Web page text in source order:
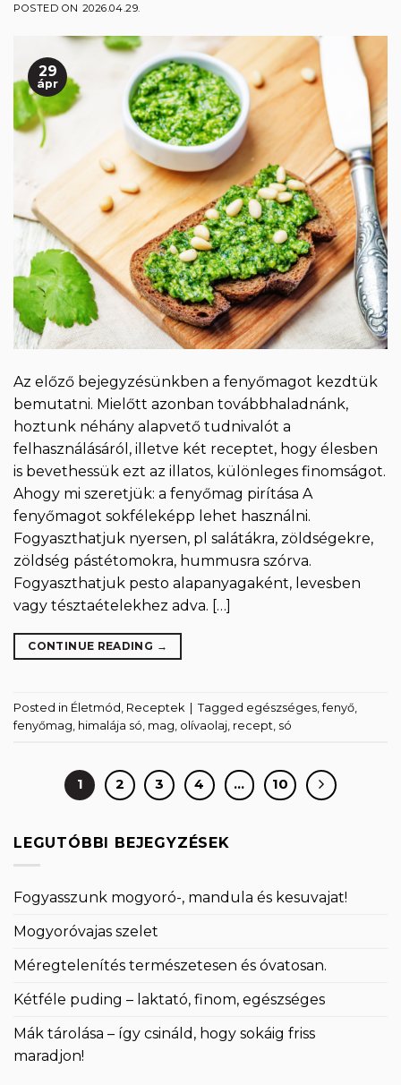
POSTED ON 2026.04.29.
29
ápr
Az előző bejegyzésünkben a fenyőmagot kezdtük
bemutatni. Mielőtt azonban továbbhaladnánk,
hoztunk néhány alapvető tudnivalót a
felhasználásáról, illetve két receptet, hogy élesben
is bevethessük ezt az illatos, különleges finomságot.
Ahogy mi szeretjük: a fenyőmag pirítása A
fenyőmagot sokféleképp lehet használni.
Fogyaszthatjuk nyersen, pl salátákra, zöldségekre,
zöldség pástétomokra, hummusra szórva.
Fogyaszthatjuk pesto alapanyagaként, levesben
vagy tésztaételekhez adva. […]
CONTINUE READING →
Posted in Életmód Receptek | Tagged egészséges ,fenyő
fenyőmag himalája só mag olívaolaj recept só
1 2 3 4 … 10
LEGUTÓBBI BEJEGYZÉSEK
Fogyasszunk mogyoró-, mandula és kesuvajat!
Mogyoróvajas szelet
Méregtelenítés természetesen és óvatosan.
Kétféle puding – laktató, finom, egészséges
Mák tárolása – így csináld, hogy sokáig friss
maradjon!